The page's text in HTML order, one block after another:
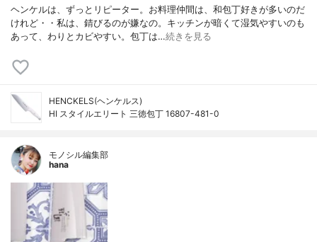
ヘンケルは、ずっとリピーター。お料理仲間は、和包丁好きが多いのだ
けれど・・私は、錆びるのが嫌なの。キッチンが暗くて湿気やすいのも
あって、わりとカビやすい。包丁は…続きを見る
HENCKELS(ヘンケルス)
HI スタイルエリート 三徳包丁 16807-481-0
モノシル編集部
hana